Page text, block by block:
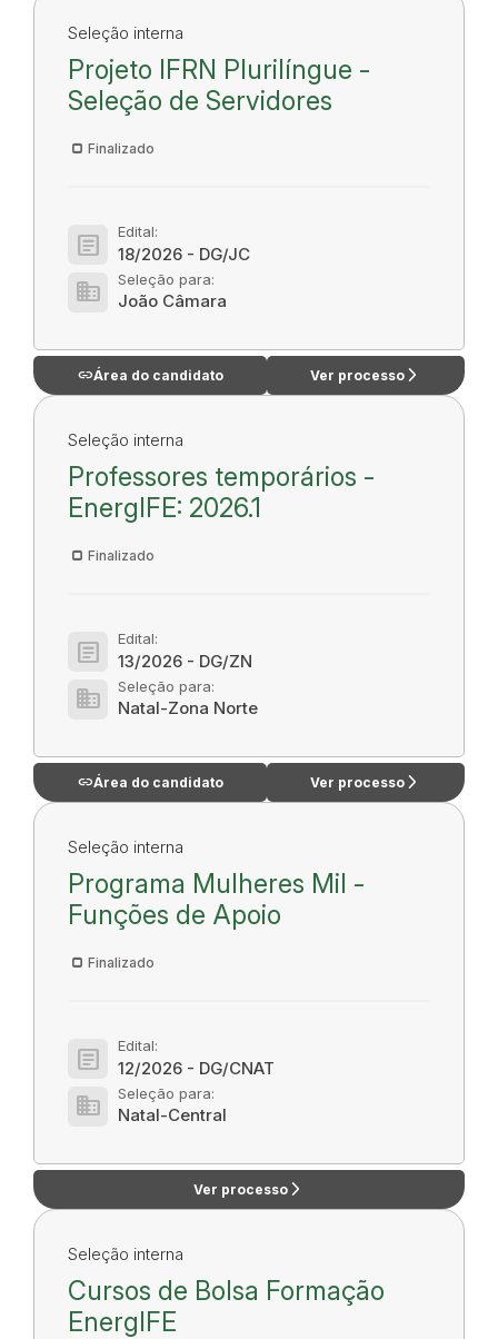
Seleção interna
Projeto IFRN Plurilíngue -
Seleção de Servidores
Finalizado
article Edital:
18/2026 - DG/JC
domain Seleção para:
João Câmara
linkÁrea do candidato Ver processo arrow_forward_ios
Seleção interna
Professores temporários -
EnergIFE: 2026.1
Finalizado
article Edital:
13/2026 - DG/ZN
domain Seleção para:
Natal-Zona Norte
linkÁrea do candidato Ver processo arrow_forward_ios
Seleção interna
Programa Mulheres Mil -
Funções de Apoio
Finalizado
article Edital:
12/2026 - DG/CNAT
domain Seleção para:
Natal-Central
Ver processo arrow_forward_ios
Seleção interna
Cursos de Bolsa Formação
EnergIFE